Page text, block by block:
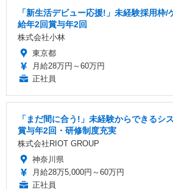
「新生活デビュー応援!」未経験採用枠/
給年2回賞与年2回
株式会社小林
東京都
月給28万円～60万円
正社員
「まだ間に合う!」未経験からできるシ
賞与年2回・研修制度充実
株式会社RIOT GROUP
神奈川県
月給28万5,000円～60万円
正社員